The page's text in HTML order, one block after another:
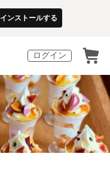
インストールする
ログイン